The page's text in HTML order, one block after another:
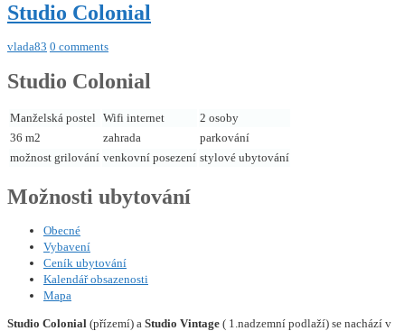
Studio Colonial
vlada83 0 comments
Studio Colonial
Manželská postel Wifi internet
2 osoby
36 m2
zahrada
parkování
možnost grilování venkovní posezení stylové ubytování
Možnosti ubytování
Obecné
Vybavení
Ceník ubytování
Kalendář obsazenosti
Mapa
Studio Colonial (přízemí) a Studio Vintage ( 1.nadzemní podlaží) se nachází v